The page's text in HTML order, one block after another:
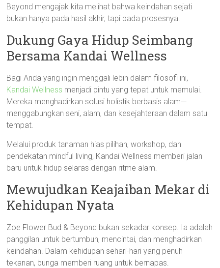
Beyond mengajak kita melihat bahwa keindahan sejati
bukan hanya pada hasil akhir, tapi pada prosesnya.
Dukung Gaya Hidup Seimbang
Bersama Kandai Wellness
Bagi Anda yang ingin menggali lebih dalam filosofi ini,
Kandai Wellness menjadi pintu yang tepat untuk memulai.
Mereka menghadirkan solusi holistik berbasis alam—
menggabungkan seni, alam, dan kesejahteraan dalam satu
tempat.
Melalui produk tanaman hias pilihan, workshop, dan
pendekatan mindful living, Kandai Wellness memberi jalan
baru untuk hidup selaras dengan ritme alam.
Mewujudkan Keajaiban Mekar di
Kehidupan Nyata
Zoe Flower Bud & Beyond bukan sekadar konsep. Ia adalah
panggilan untuk bertumbuh, mencintai, dan menghadirkan
keindahan. Dalam kehidupan sehari-hari yang penuh
tekanan, bunga memberi ruang untuk bernapas.